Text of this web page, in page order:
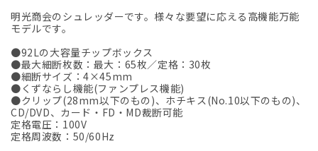
明光商会のシュレッダーです。様々な要望に応える高機能万能
モデルです。
●92Lの大容量チップボックス
●最大細断枚数：最大：65枚／定格：30枚
●細断サイズ：4×45mm
●くずならし機能(ファンプレス機能)
●クリップ(28mm以下のもの)、ホチキス(No.10以下のもの)、
CD/DVD、カード・FD・MD裁断可能
定格電圧：100V
定格周波数：50/60Hz